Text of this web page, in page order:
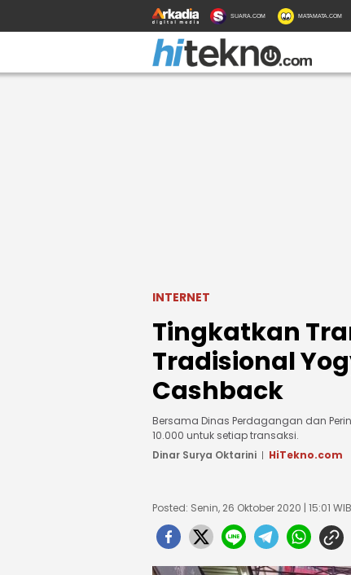
SUARA.COM MATAMATA.COM
INTERNET
Tingkatkan
Tradisional
Cashback
Bersama Dinas Perdagangan dan
10.000 untuk setiap transaksi.
Dinar Surya Oktarini
HiTekno.com
Posted: Senin, 26 Oktober 2020 | 15:01 WIB